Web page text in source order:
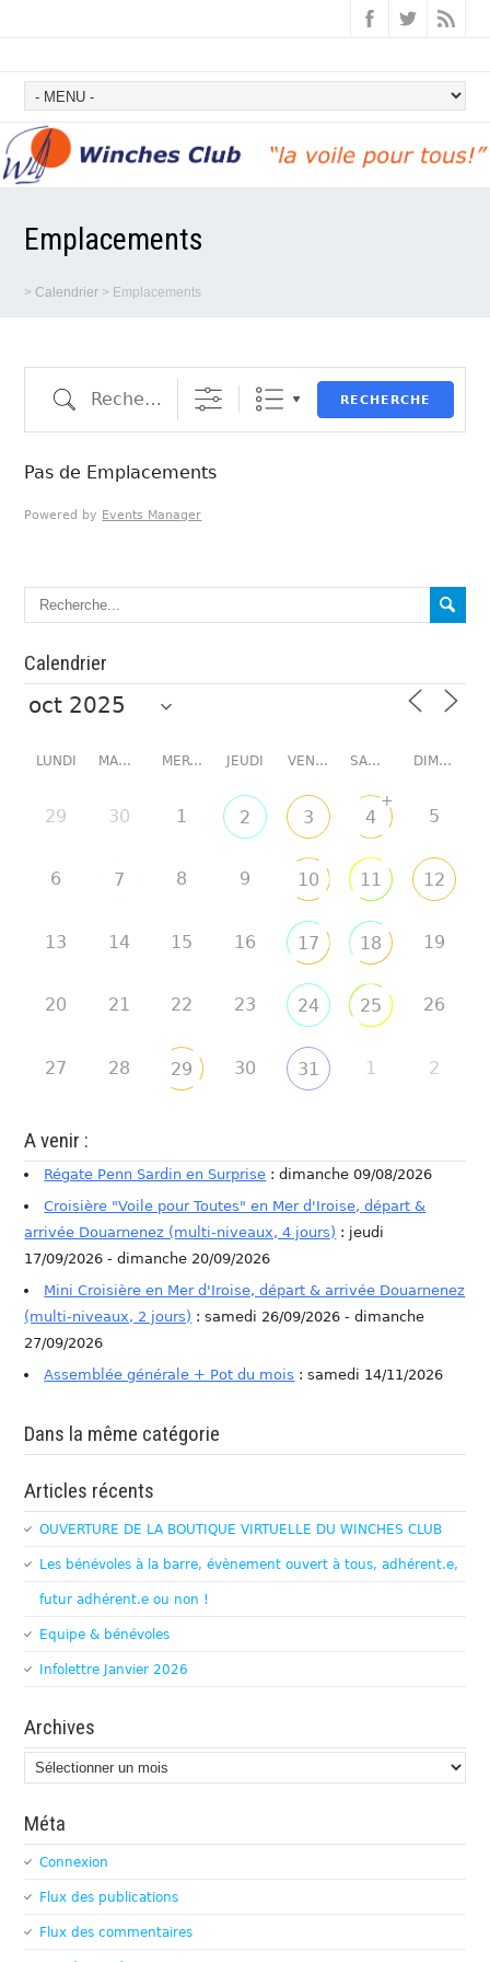
Emplacements
>Calendrier > Emplacements
Recherche RECHERCHE
Pas de Emplacements
Powered by Events Manager
Calendrier
LUNDI MARDI MERCREDI JEUDI VENDREDI SAMEDI DIMANCHE
29 30 1 2 3 4
+
5
6 7 8 9 10 11 12
13 14 15 16 17 18 19
20 21 22 23 24 25 26
27 28 29 30 31 1 2
A venir :
Régate Penn Sardin en Surprise : dimanche 09/08/2026
Croisière "Voile pour Toutes" en Mer d'Iroise, départ &
arrivée Douarnenez (multi-niveaux, 4 jours) : jeudi
17/09/2026 - dimanche 20/09/2026
Mini Croisière en Mer d'Iroise, départ & arrivée Douarnenez
(multi-niveaux, 2 jours) : samedi 26/09/2026 - dimanche
27/09/2026
Assemblée générale + Pot du mois : samedi 14/11/2026
Dans la même catégorie
Articles récents
OUVERTURE DE LA BOUTIQUE VIRTUELLE DU WINCHES CLUB
Les bénévoles à la barre, évènement ouvert à tous, adhérent.e,
futur adhérent.e ou non !
Equipe & bénévoles
Infolettre Janvier 2026
Archives
Archives
Méta
Connexion
Flux des publications
Flux des commentaires